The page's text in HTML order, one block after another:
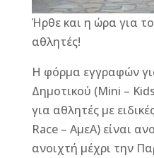
Ήρθε και η ώρα για
αθλητές!
Η φόρμα εγγραφών
Δημοτικού (Mini –
για αθλητές με
Race – ΑμεΑ) είναι
ανοιχτή μέχρι την